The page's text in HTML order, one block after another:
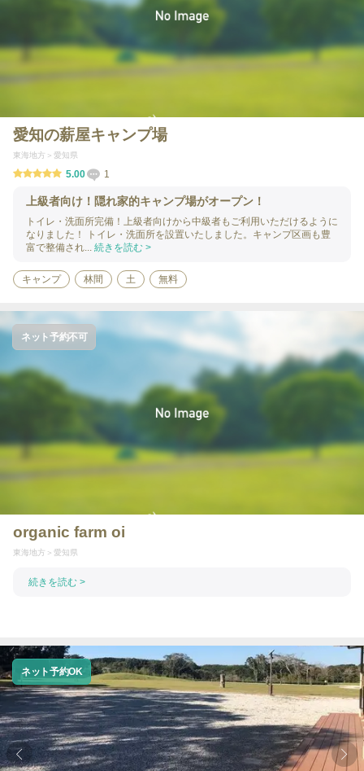
愛知の薪屋キャンプ場
東海地方 愛知県
5.00 1
上級者向け！隠れ家的キャンプ場がオープン！
トイレ・洗面所完備！上級者向けから中級者もご利用いただけるように
なりました！ トイレ・洗面所を設置いたしました。キャンプ区画も豊
富で整備され... 続きを読む >
キャンプ 林間 土 無料
ネット予約不可
organic farm oi
東海地方 愛知県
続きを読む >
ネット予約OK